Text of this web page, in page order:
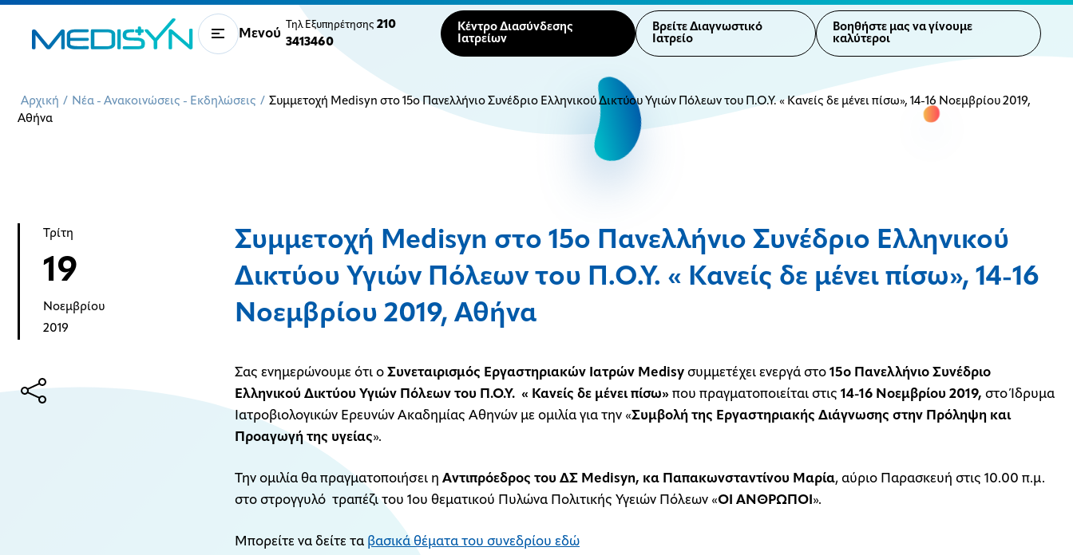
Μενού
Τηλ Εξυπηρέτησης 210
3413460
Κέντρο Διασύνδεσης
Ιατρείων
Βρείτε Διαγνωστικό
Ιατρείο
Βοηθήστε μας να γίνουμε
καλύτεροι
Αρχική / Νέα - Ανακοινώσεις - Εκδηλώσεις / Συμμετοχή Medisyn στο 15ο Πανελλήνιο Συνέδριο Ελληνικού Δικτύου Υγιών Πόλεων του Π.Ο.Υ. « Κανείς δε μένει πίσω», 14-16 Νοεμβρίου 2019,
Αθήνα
Τρίτη
19
Νοεμβρίου
2019
Συμμετοχή Medisyn στο 15ο Πανελλήνιο Συνέδριο Ελληνικού
Δικτύου Υγιών Πόλεων του Π.Ο.Υ. « Κανείς δε μένει πίσω», 14-16
Νοεμβρίου 2019, Αθήνα
Σας ενημερώνουμε ότι ο Συνεταιρισμός Εργαστηριακών Ιατρών Medisy συμμετέχει ενεργά στο 15ο Πανελλήνιο Συνέδριο
Ελληνικού Δικτύου Υγιών Πόλεων του Π.Ο.Υ. « Κανείς δε μένει πίσω» που πραγματοποιείται στις 14-16 Νοεμβρίου 2019, στο Ίδρυμα
Ιατροβιολογικών Ερευνών Ακαδημίας Αθηνών με ομιλία για την «Συμβολή της Εργαστηριακής Διάγνωσης στην Πρόληψη και
Προαγωγή της υγείας».
Την ομιλία θα πραγματοποιήσει η Αντιπρόεδρος του ΔΣ Medisyn, κα Παπακωνσταντίνου Μαρία, αύριο Παρασκευή στις 10.00 π.μ.
στο στρογγυλό τραπέζι του 1ου θεματικού Πυλώνα Πολιτικής Υγειών Πόλεων «ΟΙ ANΘΡΩΠΟΙ ».
Μπορείτε να δείτε τα βασικά θέματα του συνεδρίου εδώ